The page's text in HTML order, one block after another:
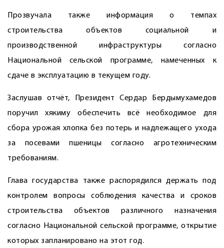
Прозвучала также информация о темпах
строительства объектов социальной и
производственной инфраструктуры согласно
Национальной сельской программе, намеченных к
сдаче в эксплуатацию в текущем году.
Заслушав отчёт, Президент Сердар Бердымухамедов
поручил хякиму обеспечить всё необходимое для
сбора урожая хлопка без потерь и надлежащего ухода
за посевами пшеницы согласно агротехническим
требованиям.
Глава государства также распорядился держать под
контролем вопросы соблюдения качества и сроков
строительства объектов различного назначения
согласно Национальной сельской программе, открытие
которых запланировано на этот год.